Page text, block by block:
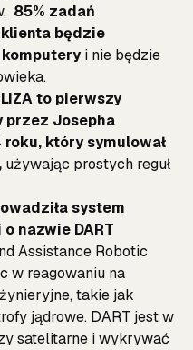
85% zadań
będzie
i nie będzie
to pierwszy
przez Josepha
który symulował
używając prostych reguł
system
nazwie DART
Assistance Robotic
w reagowaniu na
takie jak
jądrowe. DART jest w
satelitarne i wykrywać